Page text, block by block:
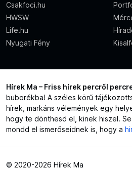
Csakfoci.hu
HWSW
Life.hu
Nyugati Fény
Hírek Ma – Friss hírek percről
buborékba! A széles körű
hírek, markáns vélemények egy
hogy te dönthesd el, kinek hiszel.
mondd el ismerőseidnek is, hogy a
© 2020-2026 Hírek Ma